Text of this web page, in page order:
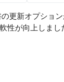
更新オプショ
性が向上しまし